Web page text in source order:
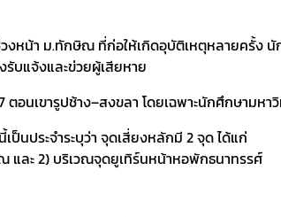
า ม.ทักษิณ ที่ก่อให้เกิดอุบัติเหตุหลายครั้ง นัก
รับแจ้งและข่วยผู้เสียหาย
อนเขารูปช้าง–สงขลา โดยเฉพาะนักศึกษามห
ป็นประจำระบุว่า จุดเสี่ยงหลักมี 2 จุด ได้แก่
และ 2) บริเวณจุดยูเทิร์นหน้าหอพักธนาทรรศ์